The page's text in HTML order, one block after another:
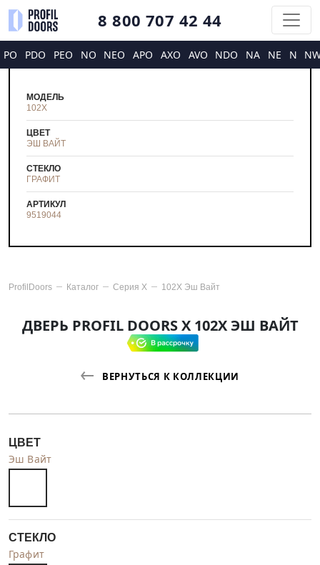
8 800 707 42 44
PO PDO PEO NO NEO APO AXO AVO NDO NA NE N
МОДЕЛЬ
102X
ЦВЕТ
ЭШ ВАЙТ
СТЕКЛО
ГРАФИТ
АРТИКУЛ
9519044
ProfilDoors Каталог Серия X 102X Эш Вайт
ДВЕРЬ PROFIL DOORS X 102X ЭШ ВАЙТ
ВЕРНУТЬСЯ К КОЛЛЕКЦИИ
ЦВЕТ
Эш Вайт
СТЕКЛО
Графит